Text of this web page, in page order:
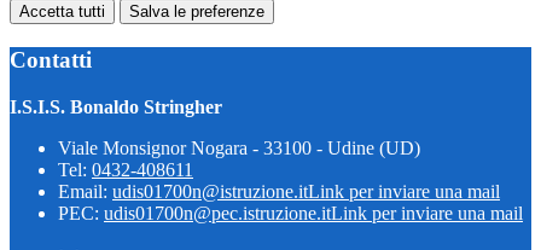
Accetta tutti Salva le preferenze
Contatti
I.S.I.S. Bonaldo Stringher
Viale Monsignor Nogara - 33100 - Udine (UD)
Tel: 0432-408611
Email: udis01700n@istruzione.itLink per inviare una mail
PEC: udis01700n@pec.istruzione.itLink per inviare una mail